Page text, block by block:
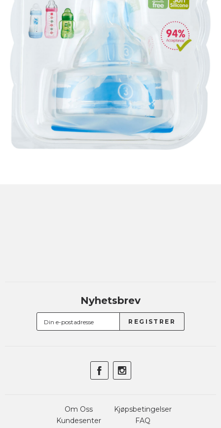
Nyhetsbrev
Om Oss
Kundesenter
Kjøpsbetingelser
FAQ